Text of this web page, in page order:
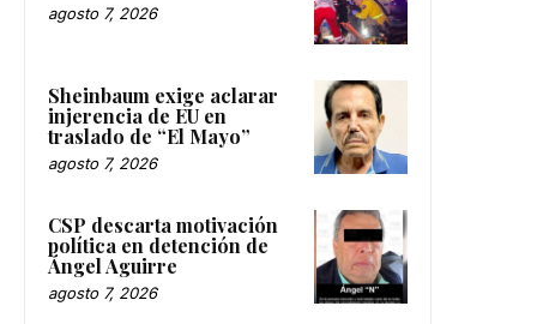
agosto 7, 2026
Sheinbaum exige aclarar
injerencia de EU en
traslado de “El Mayo”
agosto 7, 2026
CSP descarta motivación
política en detención de
Ángel Aguirre
agosto 7, 2026